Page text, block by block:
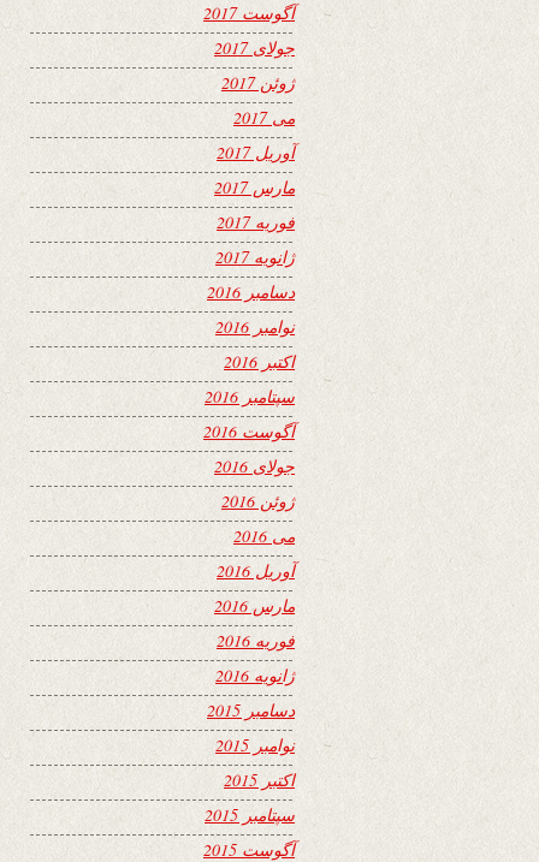
آگوست 2017
جولای 2017
ژوئن 2017
می 2017
آوریل 2017
مارس 2017
فوریه 2017
ژانویه 2017
دسامبر 2016
نوامبر 2016
اکتبر 2016
سپتامبر 2016
آگوست 2016
جولای 2016
ژوئن 2016
می 2016
آوریل 2016
مارس 2016
فوریه 2016
ژانویه 2016
دسامبر 2015
نوامبر 2015
اکتبر 2015
سپتامبر 2015
آگوست 2015